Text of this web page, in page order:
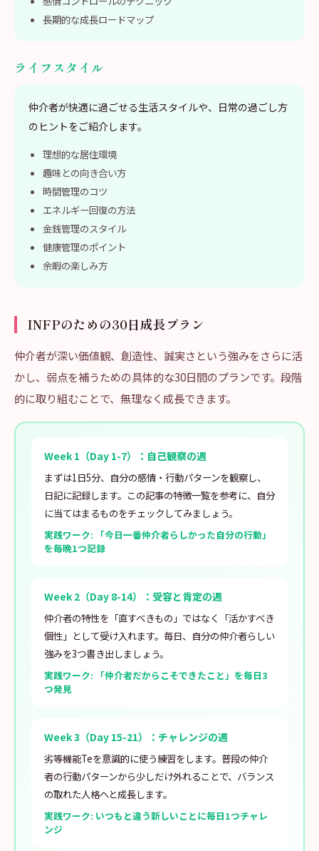
長期的な成長ロードマップ
ライフスタイル
仲介者が快適に過ごせる生活スタイルや、日常の過ごし方
のヒントをご紹介します。
理想的な居住環境
趣味との向き合い方
時間管理のコツ
エネルギー回復の方法
金銭管理のスタイル
健康管理のポイント
余暇の楽しみ方
INFPのための30日成長プラン
仲介者が深い価値観、創造性、誠実さという強みをさらに活
かし、弱点を補うための具体的な30日間のプランです。段階
的に取り組むことで、無理なく成長できます。
Week 1（Day 1-7）：自己観察の週
まずは1日5分、自分の感情・行動パターンを観察し、
日記に記録します。この記事の特徴一覧を参考に、自分
に当てはまるものをチェックしてみましょう。
実践ワーク: 「今日一番仲介者らしかった自分の行動」
を毎晩1つ記録
Week 2（Day 8-14）：受容と肯定の週
仲介者の特性を「直すべきもの」ではなく「活かすべき
個性」として受け入れます。毎日、自分の仲介者らしい
強みを3つ書き出しましょう。
実践ワーク: 「仲介者だからこそできたこと」を毎日3
つ発見
Week 3（Day 15-21）：チャレンジの週
劣等機能Teを意識的に使う練習をします。普段の仲介
者の行動パターンから少しだけ外れることで、バランス
の取れた人格へと成長します。
実践ワーク: いつもと違う新しいことに毎日1つチャレ
ンジ